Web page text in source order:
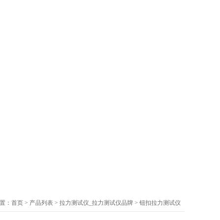
： 首页 > 产品列表 > 拉力测试仪_拉力测试仪品牌 > 钮扣拉力测试仪